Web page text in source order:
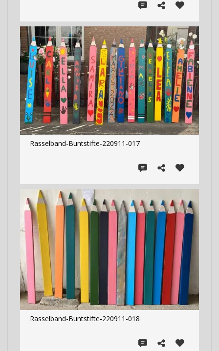
Rasselband-Buntstifte-220911-017
Rasselband-Buntstifte-220911-018